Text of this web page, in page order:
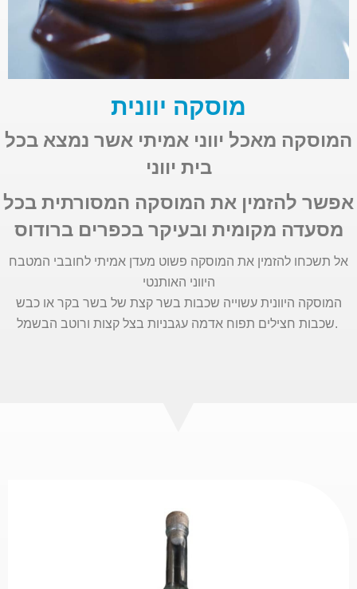
מוסקה יוונית
המוסקה מאכל יווני אמיתי אשר נמצא בכל
בית יווני
אפשר להזמין את המוסקה המסורתית בכל
מסעדה מקומית ובעיקר בכפרים ברודוס
אל תשכחו להזמין את המוסקה פשוט מעדן אמיתי לחובבי המטבח
היווני האותנטי
המוסקה היוונית עשוייה שכבות בשר קצת של בשר בקר או כבש
.שכבות חצילים תפוח אדמה עגבניות בצל קצות ורוטב הבשמל